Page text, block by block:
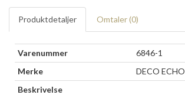
Produktdetaljer Omtaler (0)
Varenummer
6846-1
Merke
DECO ECHO
Beskrivelse